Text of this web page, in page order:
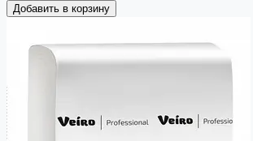
Добавить в корзину